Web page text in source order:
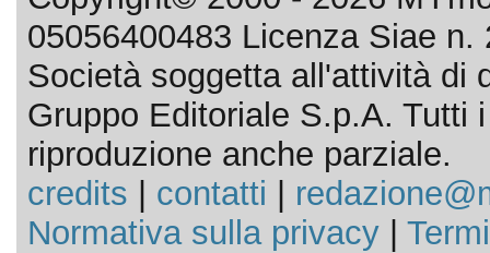
05056400483 Licenza Siae n.
Società soggetta all'attività di
Gruppo Editoriale S.p.A. Tutti
riproduzione anche parziale.
credits
contatti
Normativa sulla privacy|